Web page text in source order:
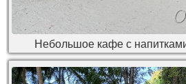
Небольшое кафе с